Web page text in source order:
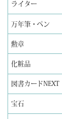
ライター
万年筆・ペン
勲章
化粧品
図書カードNEXT
宝石